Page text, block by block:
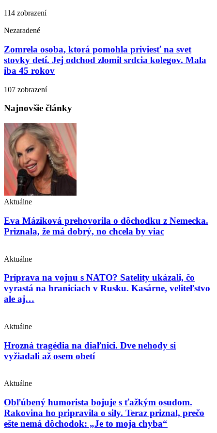
114 zobrazení
Nezaradené
Zomrela osoba, ktorá pomohla priviesť na svet
stovky detí. Jej odchod zlomil srdcia kolegov. Mala
iba 45 rokov
107 zobrazení
Najnovšie články
Aktuálne
Eva Máziková prehovorila o dôchodku z Nemecka.
Priznala, že má dobrý, no chcela by viac
Aktuálne
Príprava na vojnu s NATO? Satelity ukázali, čo
vyrastá na hraniciach v Rusku. Kasárne, veliteľstvo
ale aj…
Aktuálne
Hrozná tragédia na diaľnici. Dve nehody si
vyžiadali až osem obetí
Aktuálne
Obľúbený humorista bojuje s ťažkým osudom.
Rakovina ho pripravila o sily. Teraz priznal, prečo
ešte nemá dôchodok: „Je to moja chyba“